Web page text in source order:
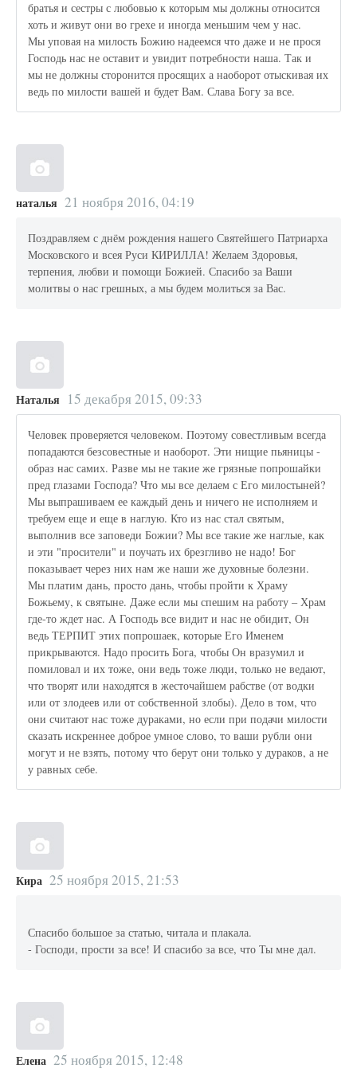
братья и сестры с любовью к которым мы должны относится
хоть и живут они во грехе и иногда меньшим чем у нас.
Мы уповая на милость Божию надеемся что даже и не прося
Господь нас не оставит и увидит потребности наша. Так и
мы не должны сторонится просящих а наоборот отыскивая их
ведь по милости вашей и будет Вам. Слава Богу за все.
наталья 21 ноября 2016, 04:19
Поздравляем с днём рождения нашего Святейшего Патриарха
Московского и всея Руси КИРИЛЛА! Желаем Здоровья,
терпения, любви и помощи Божией. Спасибо за Ваши
молитвы о нас грешных, а мы будем молиться за Вас.
Наталья 15 декабря 2015, 09:33
Человек проверяется человеком. Поэтому совестливым всегда
попадаются безсовестные и наоборот. Эти нищие пьяницы -
образ нас самих. Разве мы не такие же грязные попрошайки
пред глазами Господа? Что мы все делаем с Его милостыней?
Мы выпрашиваем ее каждый день и ничего не исполняем и
требуем еще и еще в наглую. Кто из нас стал святым,
выполнив все заповеди Божии? Мы все такие же наглые, как
и эти "просители" и поучать их брезгливо не надо! Бог
показывает через них нам же наши же духовные болезни.
Мы платим дань, просто дань, чтобы пройти к Храму
Божьему, к святыне. Даже если мы спешим на работу – Храм
где-то ждет нас. А Господь все видит и нас не обидит, Он
ведь ТЕРПИТ этих попрошаек, которые Его Именем
прикрываются. Надо просить Бога, чтобы Он вразумил и
помиловал и их тоже, они ведь тоже люди, только не ведают,
что творят или находятся в жесточайшем рабстве (от водки
или от злодеев или от собственной злобы). Дело в том, что
они считают нас тоже дураками, но если при подачи милости
сказать искреннее доброе умное слово, то ваши рубли они
могут и не взять, потому что берут они только у дураков, а не
у равных себе.
Кира 25 ноября 2015, 21:53
Спасибо большое за статью, читала и плакала.
- Господи, прости за все! И спасибо за все, что Ты мне дал.
Елена 25 ноября 2015, 12:48